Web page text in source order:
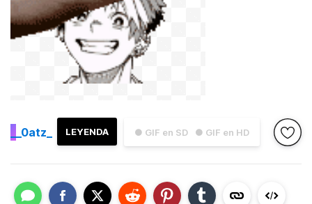
● GIF en SD ● GIF en HD
LEYENDA
_ _0atz_